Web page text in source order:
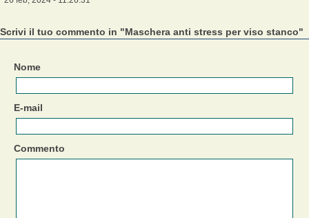
Scrivi il tuo commento in "Maschera anti stress per viso stanco"
Nome
E-mail
Commento